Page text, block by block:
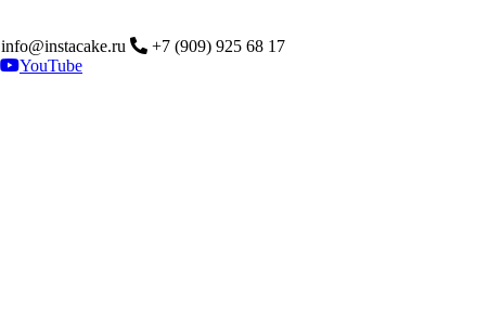
info@instacake.ru
+7 (909) 925 68 17
YouTube